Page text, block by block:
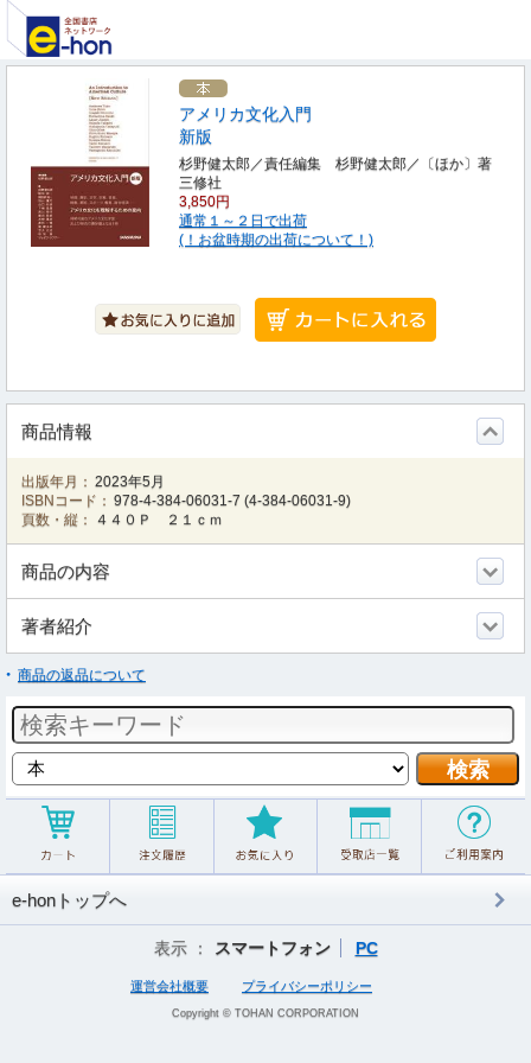
アメリカ文化入門
新版
杉野健太郎／責任編集 杉野健太郎／〔ほか〕著
三修社
3,850円
通常１～２日で出荷
(！お盆時期の出荷について！)
商品情報
出版年月： 2023年5月
ISBNコード： 978-4-384-06031-7 (4-384-06031-9)
頁数・縦：
４４０Ｐ ２１ｃｍ
商品の内容
著者紹介
商品の返品について
e-honトップへ
表示 ： スマートフォン PC
運営会社概要 プライバシーポリシー
Copyright © TOHAN CORPORATION